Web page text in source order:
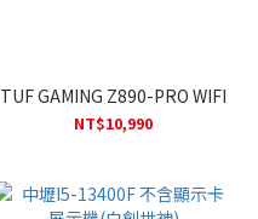
TUF GAMING Z890-PRO WIFI
NT$10,990